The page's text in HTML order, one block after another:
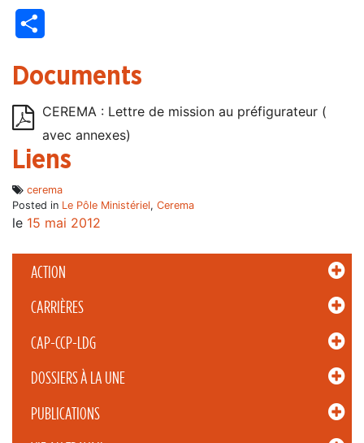
ACTION
CARRIÈRES
CAP-CCP-LDG
DOSSIERS À LA UNE
PUBLICATIONS
Documents
CEREMA : Lettre de mission au préfigurateur (
avec annexes)
Liens
cerema
Posted in Le Pôle Ministériel, Cerema
le 15 mai 2012